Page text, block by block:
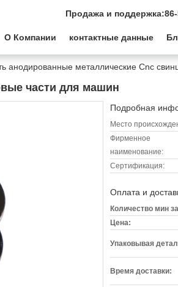
Продажа и поддержка:
О Компании контактные данные
анодированные металлические Cnc
части для машин
Подробная
Место
Фирменное
наименование:
Сертификация:
Оплата и
Количество мин
Цена:
Упаковывая
Время доставки: